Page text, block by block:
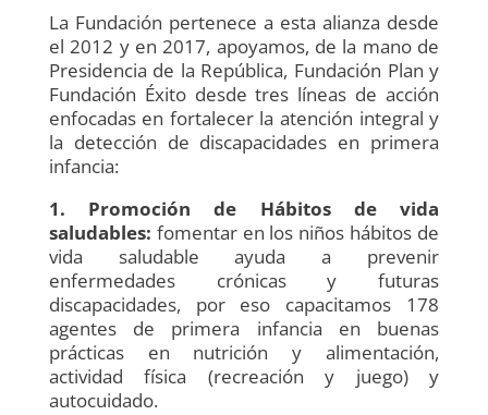
La Fundación pertenece a esta alianza desde
el 2012 y en 2017, apoyamos, de la mano de
Presidencia de la República, Fundación Plan y
Fundación Éxito desde tres líneas de acción
enfocadas en fortalecer la atención integral y
la detección de discapacidades en primera
infancia:
1. Promoción de Hábitos de vida
saludables: fomentar en los niños hábitos de
vida saludable ayuda a prevenir
enfermedades crónicas y futuras
discapacidades, por eso capacitamos 178
agentes de primera infancia en buenas
prácticas en nutrición y alimentación,
actividad física (recreación y juego) y
autocuidado.